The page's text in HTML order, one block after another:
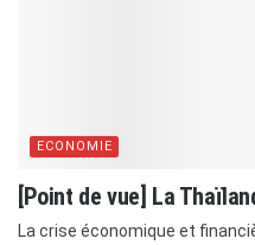
ECONOMIE
[Point de vue] La
La crise économique et